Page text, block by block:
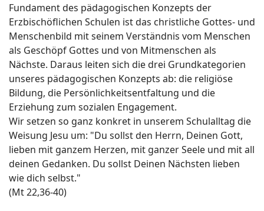
Fundament des pädagogischen Konzepts der
Erzbischöflichen Schulen ist das christliche Gottes- und
Menschenbild mit seinem Verständnis vom Menschen
als Geschöpf Gottes und von Mitmenschen als
Nächste. Daraus leiten sich die drei Grundkategorien
unseres pädagogischen Konzepts ab: die religiöse
Bildung, die Persönlichkeitsentfaltung und die
Erziehung zum sozialen Engagement.
Wir setzen so ganz konkret in unserem Schulalltag die
Weisung Jesu um: "Du sollst den Herrn, Deinen Gott,
lieben mit ganzem Herzen, mit ganzer Seele und mit all
deinen Gedanken. Du sollst Deinen Nächsten lieben
wie dich selbst."
(Mt 22,36-40)